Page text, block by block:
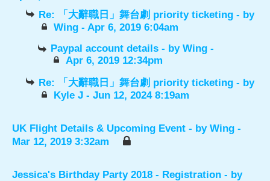
Re: 「大辭職日」舞台劇 priority ticketing - by
Wing- Apr 6, 2019 6:04am
Paypal account details - byWing -
Apr 6, 2019 12:34pm
Re: 「大辭職日」舞台劇 priority ticketing - by
Kyle J- Jun 12, 2024 8:19am
UK Flight Details & Upcoming Event - by Wing -
Mar 12, 2019 3:32am
Jessica's Birthday Party 2018 - Registration - by